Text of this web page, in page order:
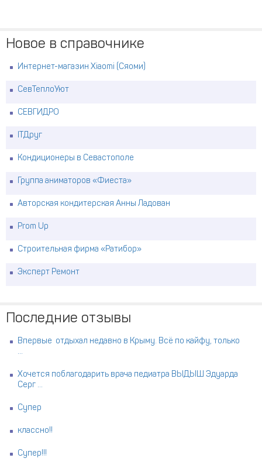
Новое в справочнике
Интернет-магазин Xiaomi (Сяоми)
СевТеплоУют
СЕВГИДРО
ITДруг
Кондиционеры в Севастополе
Группа аниматоров «Фиеста»
Авторская кондитерская Анны Ладован
Prom Up
Строительная фирма «Ратибор»
Эксперт Ремонт
Последние отзывы
Впервые отдыхал недавно в Крыму. Всё по кайфу, только
...
Хочется поблагодарить врача педиатра ВЫДЫШ Эдуарда
Серг ...
Супер
классно!!
Супер!!!